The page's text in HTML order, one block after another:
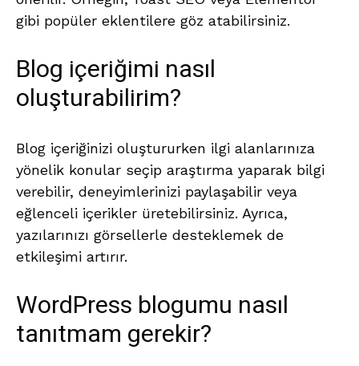
gibi popüler eklentilere göz atabilirsiniz.
Blog içeriğimi nasıl
oluşturabilirim?
Blog içeriğinizi oluştururken ilgi alanlarınıza
yönelik konular seçip araştırma yaparak bilgi
verebilir, deneyimlerinizi paylaşabilir veya
eğlenceli içerikler üretebilirsiniz. Ayrıca,
yazılarınızı görsellerle desteklemek de
etkileşimi artırır.
WordPress blogumu nasıl
tanıtmam gerekir?